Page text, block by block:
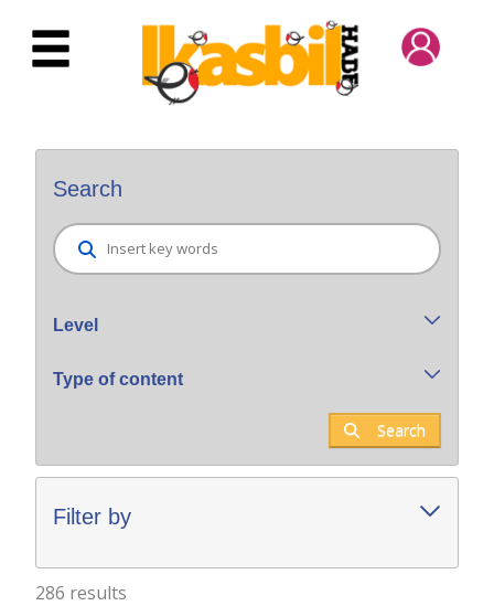
Skip to Main Content
Search
Level
Type of content
Search
Filter by
286 results